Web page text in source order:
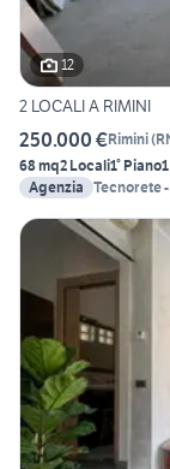
12
2 LOCALI A RIMINI
250.000 €Rimini(
68 mq2 Locali1° Piano
Agenzia Tecnorete -